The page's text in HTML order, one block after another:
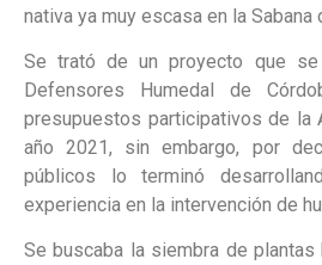
nativa ya muy escasa en la Sabana
Se trató de un proyecto que se
Defensores Humedal de
presupuestos participativos de la
año 2021, sin embargo, por
públicos lo terminó
experiencia en la intervención de
Se buscaba la siembra de plantas